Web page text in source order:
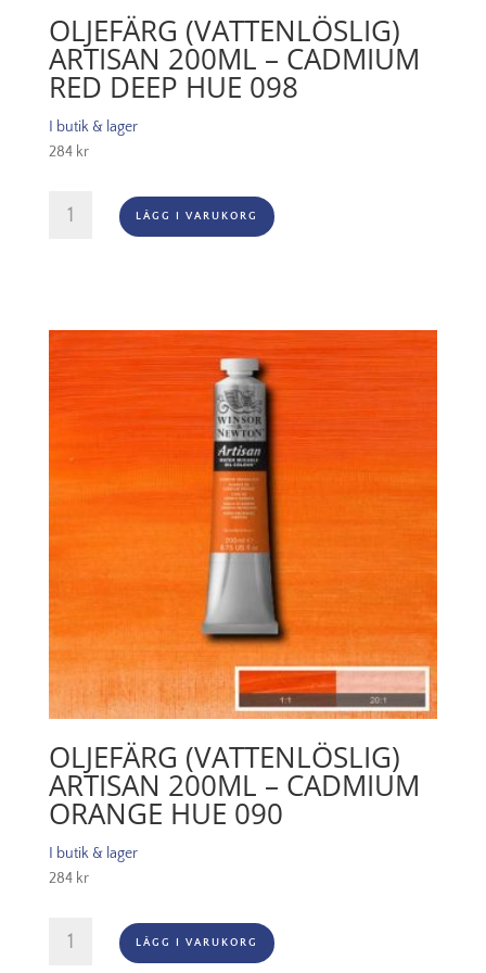
OLJEFÄRG (VATTENLÖSLIG)
ARTISAN 200ML – CADMIUM
RED DEEP HUE 098
I butik & lager
284 kr
Oljefärg
(vattenlöslig)
Cadmium
LÄGG I VARUKORG
OLJEFÄRG (VATTENLÖSLIG)
ARTISAN 200ML – CADMIUM
ORANGE HUE 090
I butik & lager
284 kr
(vattenlöslig)
LÄGG I VARUKORG